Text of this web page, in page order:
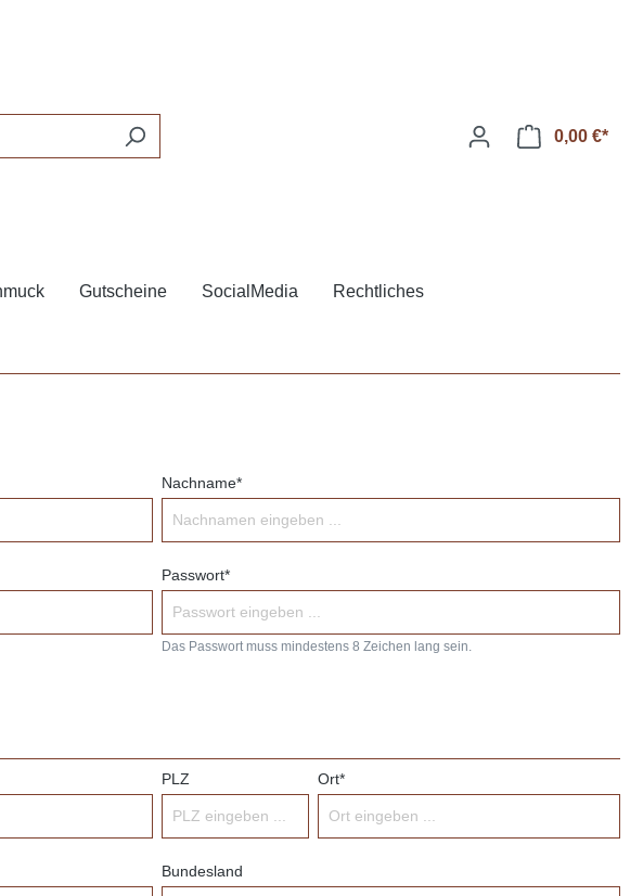
0,00 €*
Gutscheine SocialMedia Rechtliches
Nachname*
Passwort*
Das Passwort muss mindestens 8 Zeichen lang sein.
PLZ Ort*
Bundesland